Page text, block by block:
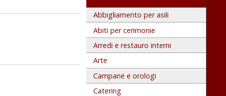
Abbigliamento per asili
Abiti per cerimonie
Arredi e restauro interni
Arte
Campane e orologi
Catering